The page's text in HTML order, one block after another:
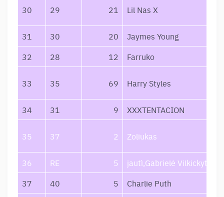
30 29 21 Lil Nas X
31 30 20
Jaymes Young
32
28 12 Farruko
33 35 69 Harry Styles
34 31 9 XXXTENTACION
35 37 2 Zoliukas
36 RE 5
jautì,Gabrielė Vilkickytė
37
40 5
Charlie Puth